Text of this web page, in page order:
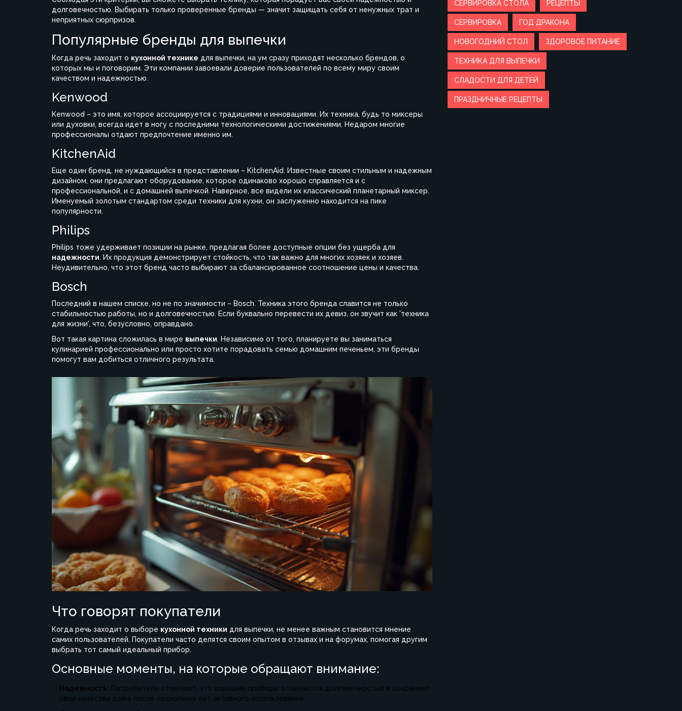
долговечностью. Выбирать только проверенные бренды — значит защищать себя от ненужных трат и
неприятных сюрпризов.
Популярные бренды для выпечки
Когда речь заходит о кухонной технике для выпечки, на ум сразу приходят несколько брендов, о
которых мы и поговорим. Эти компании завоевали доверие пользователей по всему миру своим
качеством и надежностью.
Kenwood
Kenwood – это имя, которое ассоциируется с традициями и инновациями. Их техника, будь то миксеры
или духовки, всегда идет в ногу с последними технологическими достижениями. Недаром многие
профессионалы отдают предпочтение именно им.
KitchenAid
Еще один бренд, не нуждающийся в представлении – KitchenAid. Известные своим стильным и надежным
дизайном, они предлагают оборудование, которое одинаково хорошо справляется и с
профессиональной, и с домашней выпечкой. Наверное, все видели их классический планетарный миксер.
Именуемый золотым стандартом среди техники для кухни, он заслуженно находится на пике
популярности.
Philips
Philips тоже удерживает позиции на рынке, предлагая более доступные опции без ущерба для
надежности. Их продукция демонстрирует стойкость, что так важно для многих хозяек и хозяев.
Неудивительно, что этот бренд часто выбирают за сбалансированное соотношение цены и качества.
Bosch
Последний в нашем списке, но не по значимости – Bosch. Техника этого бренда славится не только
стабильностью работы, но и долговечностью. Если буквально перевести их девиз, он звучит как 'техника
для жизни', что, безусловно, оправдано.
Вот такая картина сложилась в мире выпечки. Независимо от того, планируете вы заниматься
кулинарией профессионально или просто хотите порадовать семью домашним печеньем, эти бренды
помогут вам добиться отличного результата.
Что говорят покупатели
Когда речь заходит о выборе кухонной техники для выпечки, не менее важным становится мнение
самих пользователей. Покупатели часто делятся своим опытом в отзывах и на форумах, помогая другим
выбрать тот самый идеальный прибор.
Основные моменты, на которые обращают внимание:
Надежность: Потребители отмечают, что хорошие приборы отличаются долговечностью и сохраняют
свои качества даже после нескольких лет активного использования.
СЕРВИРОВКА СТОЛА РЕЦЕПТЫ
СЕРВИРОВКА ГОД ДРАКОНА
НОВОГОДНИЙ СТОЛ ЗДОРОВОЕ ПИТАНИЕ
ТЕХНИКА ДЛЯ ВЫПЕЧКИ
СЛАДОСТИ ДЛЯ ДЕТЕЙ
ПРАЗДНИЧНЫЕ РЕЦЕПТЫ